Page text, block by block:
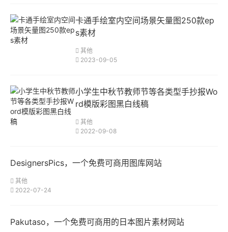
卡通手绘室内空间场景矢量图250款ep
s素材
其他
2023-09-05
小学生中秋节教师节等各类型手抄报Wo
rd模版彩图黑白线稿
其他
2022-09-08
DesignersPics，一个免费可商用图库网站
其他
2022-07-24
Pakutaso，一个免费可商用的日本图片素材网站